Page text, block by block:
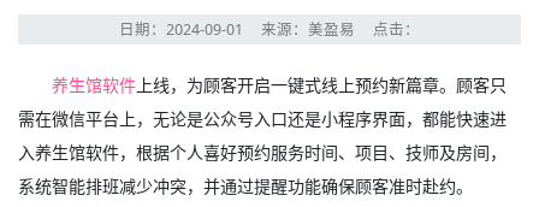
日期：2024-09-01 来源：美盈易 点击：
养生馆软件 上线，为顾客开启一键式线上预约新篇章。顾客只
需在微信平台上，无论是公众号入口还是小程序界面，都能快速进
入养生馆软件，根据个人喜好预约服务时间、项目、技师及房间，
系统智能排班减少冲突，并通过提醒功能确保顾客准时赴约。